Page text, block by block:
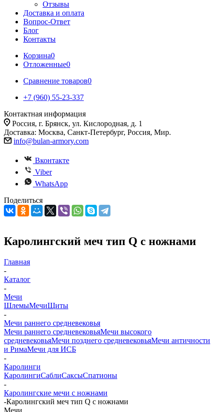
Отзывы
Доставка и оплата
Вопрос-Ответ
Блог
Контакты
Корзина0
Отложенные0
Сравнение товаров0
+7 (960) 55-23-337
Контактная информация
Россия, г. Брянск, ул. Кислородная, д. 1
Доставка: Москва, Санкт-Петербург, Россия, Мир.
info@bulan-armory.com
Вконтакте
Viber
WhatsApp
Поделиться
Каролингский меч тип Q с ножнами
Главная
-
Каталог
-
Мечи
ШлемыМечиЩиты
-
Мечи раннего средневековья
Мечи раннего средневековьяМечи высокого
средневековьяМечи позднего средневековьяМечи античности
и РимаМечи для ИСБ
-
Каролинги
КаролингиСаблиСаксыСпатионы
-
Каролингские мечи с ножнами
-Каролингский меч тип Q с ножнами
Мечи